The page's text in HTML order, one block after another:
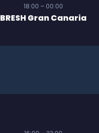
18:00 – 00:00
BRESH Gran Canaria